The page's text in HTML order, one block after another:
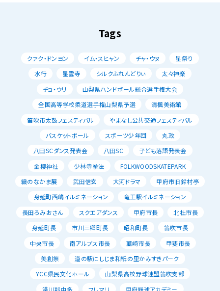
Tags
クァク・ドンヨン イム・スヒャン チャ・ウヌ
星祭り
水行
星雲寺 シルクふれんどりぃ
太々神楽
チョ・ウリ
山梨県ハンドボール総合選手権大会
全国高等学校柔道選手権山梨県予選
清楓美術館
笛吹市太鼓フェスティバル
やまなし公共交通フェスティバル
バスケットボール
スポーツ少年団
丸政
八田SCダンス発表会
八田SC
子ども落語発表会
金櫻神社
少林寺拳法
FOLKWOODSKATEPARK
織のなかま展
武田信玄 大河ドラマ
甲府市旧鈴村亭
身延町西嶋イルミネーション
竜王駅イルミネーション
長田ろみおさん
スクエアダンス 甲府市長
北杜市長
身延町長
市川三郷町長 昭和町長
笛吹市長
中央市長
南アルプス市長 韮崎市長
甲斐市長
美創祭
道の駅にしじま和紙の里かみすきパーク
YCC県民文化ホール
山梨県高校野球連盟笛吹支部
淺川那由多
フルマリ
甲府野球アカデミー